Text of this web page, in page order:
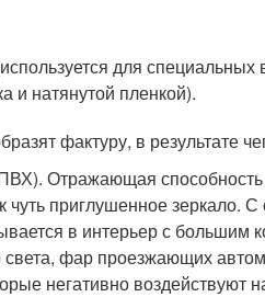
для
и натянутой пленкой).
фактуру, в результате
Отражающая
чуть приглушенное зеркало.
в интерьер с большим
фар проезжающих
негативно воздействуют